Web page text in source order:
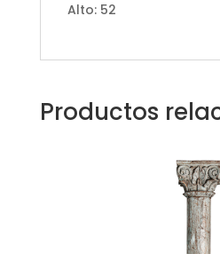
Alto: 52
Productos